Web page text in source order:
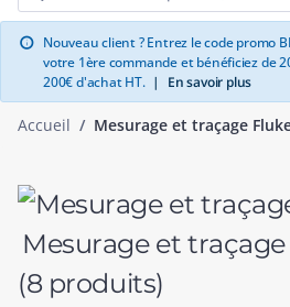
info Nouveau client ? Entrez le code promo
votre 1ère commande et bénéficiez de
200€ d'achat HT. | En savoir plus
Accueil Mesurage et traçage
Mesurage et
(8 produits)